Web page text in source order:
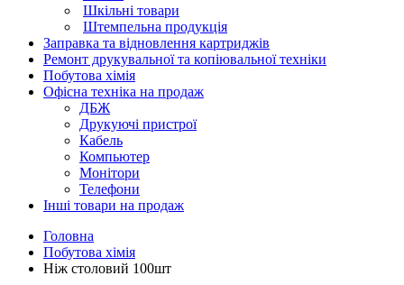
Шкільні товари
Штемпельна продукція
Заправка та відновлення картриджів
Ремонт друкувальної та копіювальної техніки
Побутова хімія
Офісна техніка на продаж
ДБЖ
Друкуючі пристрої
Кабель
Компьютер
Монітори
Телефони
Інші товари на продаж
Головна
Побутова хімія
Ніж столовий 100шт